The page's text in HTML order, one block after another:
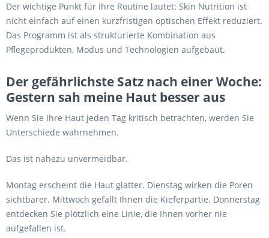
Der wichtige Punkt für Ihre Routine lautet: Skin Nutrition ist
nicht einfach auf einen kurzfristigen optischen Effekt reduziert.
Das Programm ist als strukturierte Kombination aus
Pflegeprodukten, Modus und Technologien aufgebaut.
Der gefährlichste Satz nach einer Woche:
Gestern sah meine Haut besser aus
Wenn Sie Ihre Haut jeden Tag kritisch betrachten, werden Sie
Unterschiede wahrnehmen.
Das ist nahezu unvermeidbar.
Montag erscheint die Haut glatter. Dienstag wirken die Poren
sichtbarer. Mittwoch gefällt Ihnen die Kieferpartie. Donnerstag
entdecken Sie plötzlich eine Linie, die Ihnen vorher nie
aufgefallen ist.